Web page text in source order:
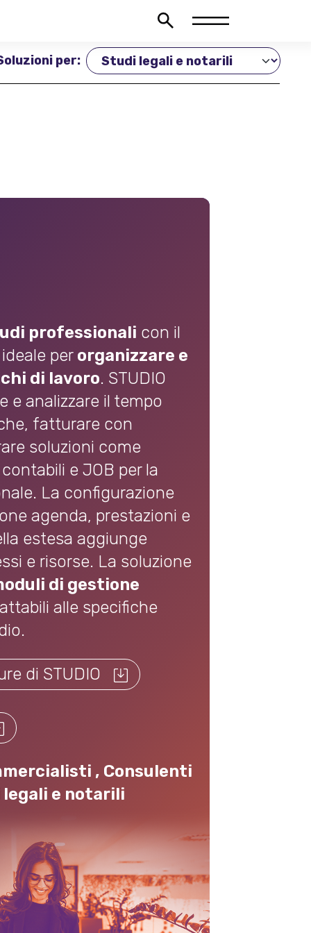
per:
professionali con il
per organizzare e
di lavoro. STUDIO
e analizzare il tempo
fatturare con
soluzioni come
e JOB per la
La configurazione
agenda, prestazioni e
estesa aggiunge
e risorse. La soluzione
di gestione
alle specifiche
di STUDIO
Il
la
Brochure
di
-
potrebbe
avere
limitazioni
di
, Consulenti
e notarili